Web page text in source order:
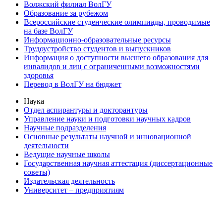
Волжский филиал ВолГУ
Образование за рубежом
Всероссийские студенческие олимпиады, проводимые
на базе ВолГУ
Информационно-образовательные ресурсы
Трудоустройство студентов и выпускников
Информация о доступности высшего образования для
инвалидов и лиц с ограниченными возможностями
здоровья
Перевод в ВолГУ на бюджет
Наука
Отдел аспирантуры и докторантуры
Управление науки и подготовки научных кадров
Научные подразделения
Основные результаты научной и инновационной
деятельности
Ведущие научные школы
Государственная научная аттестация (диссертационные
советы)
Издательская деятельность
Университет – предприятиям